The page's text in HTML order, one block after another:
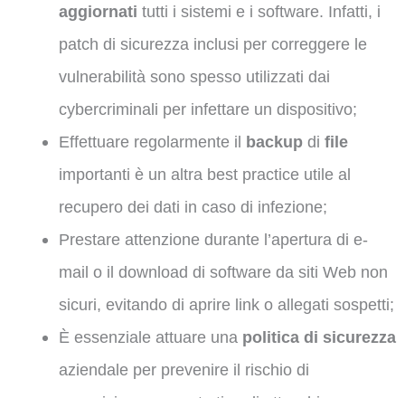
aggiornati tutti i sistemi e i software. Infatti, i
patch di sicurezza inclusi per correggere le
vulnerabilità sono spesso utilizzati dai
cybercriminali per infettare un dispositivo;
Effettuare regolarmente il backup di file
importanti è un altra best practice utile al
recupero dei dati in caso di infezione;
Prestare attenzione durante l’apertura di e-
mail o il download di software da siti Web non
sicuri, evitando di aprire link o allegati sospetti;
È essenziale attuare una politica di sicurezza
aziendale per prevenire il rischio di